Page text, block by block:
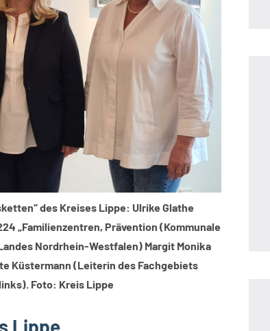
des Kreises Lippe: Ulrike Glathe
„Familienzentren, Prävention (Kommunale
Nordrhein-Westfalen) Margit Monika
Küstermann (Leiterin des Fachgebiets
Foto: Kreis Lippe
Lippe